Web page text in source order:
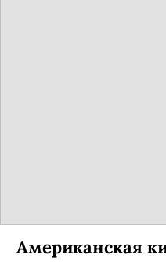
Американская